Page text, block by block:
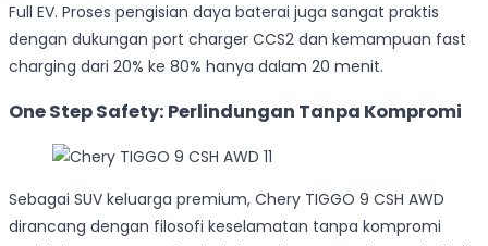
Full EV. Proses pengisian daya baterai juga sangat praktis
dengan dukungan port charger CCS2 dan kemampuan fast
charging dari 20% ke 80% hanya dalam 20 menit.
One Step Safety: Perlindungan Tanpa Kompromi
Sebagai SUV keluarga premium, Chery TIGGO 9 CSH AWD
dirancang dengan filosofi keselamatan tanpa kompromi